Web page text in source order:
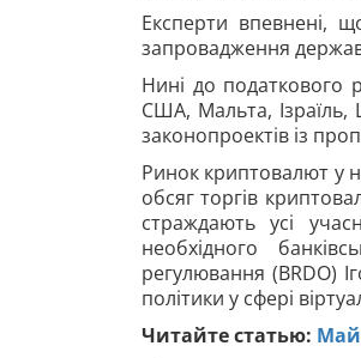
Експерти впевнені,
запровадження
Нині до податкового
США, Мальта, Ізраїль,
законопроектів із
Ринок криптовалют у
обсяг торгів
страждають усі
необхідного
регулювання (BRDO)
політики у сфері
Читайте статью: